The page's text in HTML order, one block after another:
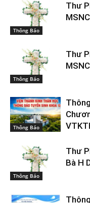
Thông Báo
Thư
Thông Báo
Thư
Thông Báo
Thông Báo
Thư
Bà H